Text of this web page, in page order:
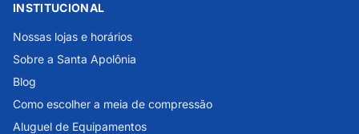
INSTITUCIONAL
Nossas lojas e horários
Sobre a Santa Apolônia
Blog
Como escolher a meia de compressão
Aluguel de Equipamentos